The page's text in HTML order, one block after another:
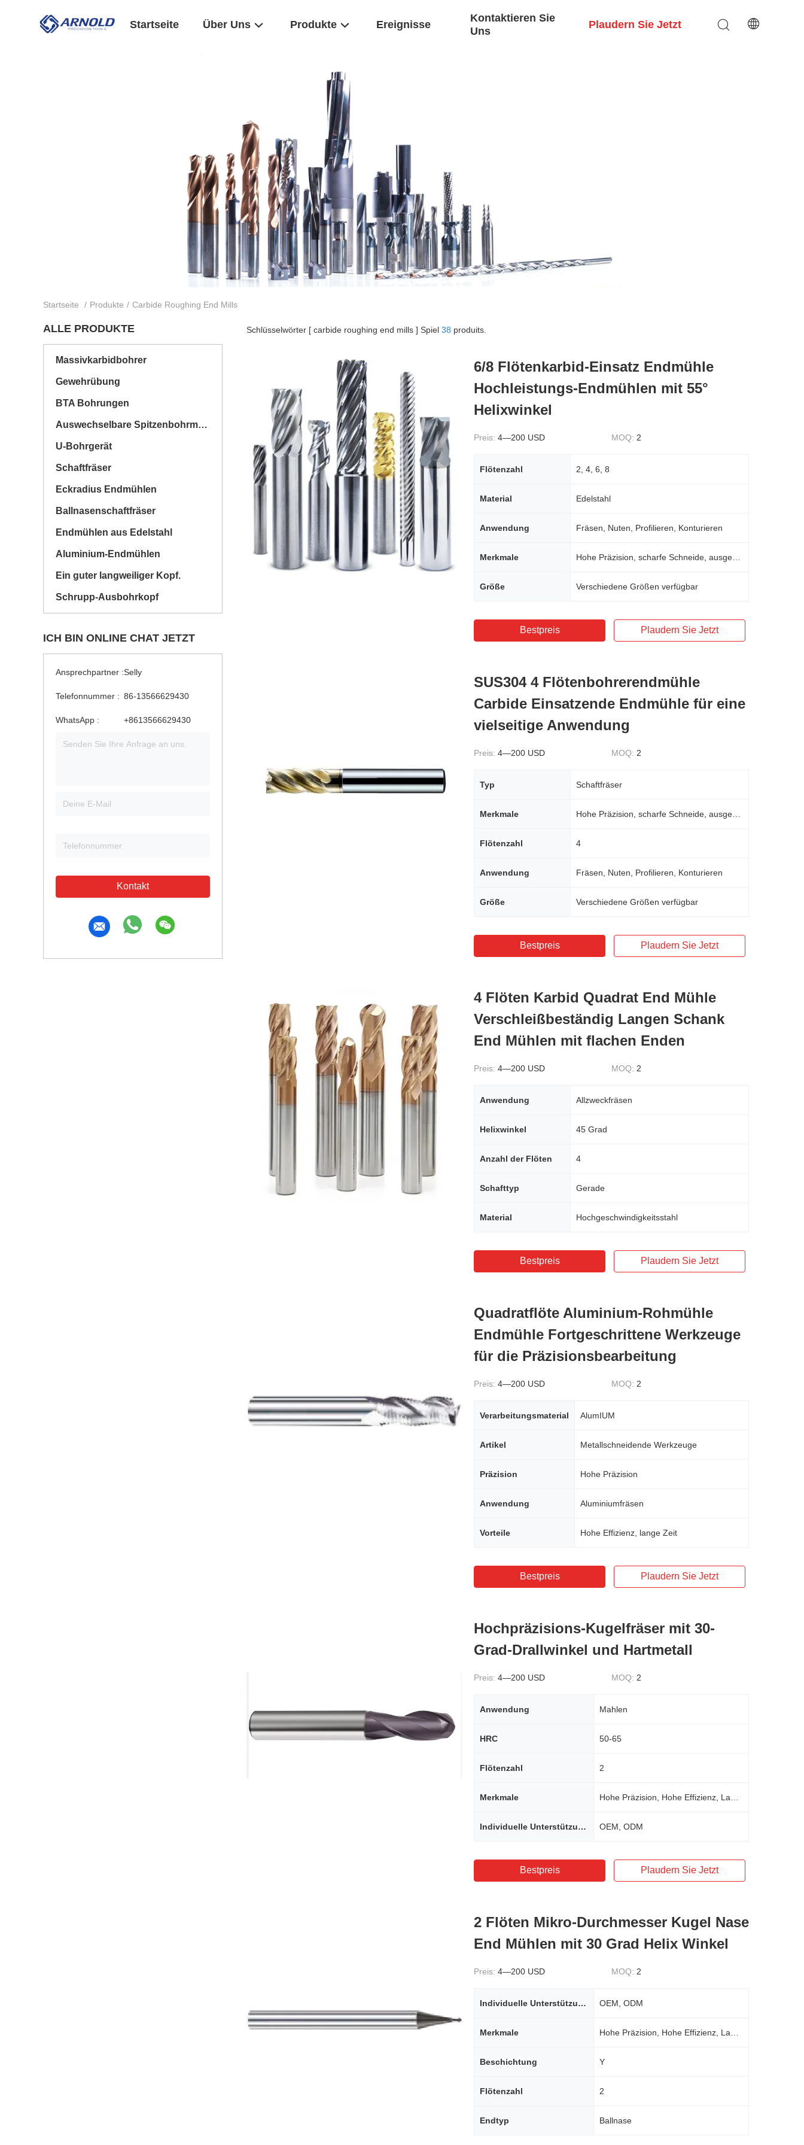
Startseite Über Uns Produkte Ereignisse
Kontaktieren Sie
Uns
Plaudern Sie Jetzt
Startseite / Produkte / Carbide Roughing End Mills
ALLE PRODUKTE
Massivkarbidbohrer
Gewehrübung
BTA Bohrungen
Auswechselbare Spitzenbohrmaschinen
U-Bohrgerät
Schaftfräser
Eckradius Endmühlen
Ballnasenschaftfräser
Endmühlen aus Edelstahl
Aluminium-Endmühlen
Ein guter langweiliger Kopf.
Schrupp-Ausbohrkopf
ICH BIN ONLINE CHAT JETZT
Ansprechpartner :Selly
Telefonnummer : 86-13566629430
WhatsApp : +8613566629430
Kontakt
Schlüsselwörter [ carbide roughing end mills ] Spiel 38 produits.
6/8 Flötenkarbid-Einsatz Endmühle
Hochleistungs-Endmühlen mit 55°
Helixwinkel
Preis: 4—200 USD MOQ: 2
Flötenzahl 2, 4, 6, 8
Material Edelstahl
Anwendung Fräsen, Nuten, Profilieren, Konturieren
Merkmale
Größe Verschiedene Größen verfügbar
Bestpreis Plaudern Sie Jetzt
SUS304 4 Flötenbohrerendmühle
Carbide Einsatzende Endmühle für eine
vielseitige Anwendung
Preis: 4—200 USD MOQ: 2
Typ Schaftfräser
Merkmale
Flötenzahl 4
Anwendung Fräsen, Nuten, Profilieren, Konturieren
Größe Verschiedene Größen verfügbar
Bestpreis Plaudern Sie Jetzt
4 Flöten Karbid Quadrat End Mühle
Verschleißbeständig Langen Schank
End Mühlen mit flachen Enden
Preis: 4—200 USD MOQ: 2
Anwendung Allzweckfräsen
Helixwinkel 45 Grad
Anzahl der Flöten 4
Schafttyp Gerade
Material Hochgeschwindigkeitsstahl
Bestpreis Plaudern Sie Jetzt
Quadratflöte Aluminium-Rohmühle
Endmühle Fortgeschrittene Werkzeuge
für die Präzisionsbearbeitung
Preis: 4—200 USD MOQ: 2
Verarbeitungsmaterial AlumIUM
Artikel Metallschneidende Werkzeuge
Präzision Hohe Präzision
Anwendung Aluminiumfräsen
Vorteile Hohe Effizienz, lange Zeit
Bestpreis Plaudern Sie Jetzt
Hochpräzisions-Kugelfräser mit 30-
Grad-Drallwinkel und Hartmetall
Preis: 4—200 USD MOQ: 2
Anwendung Mahlen
HRC 50-65
Flötenzahl 2
Merkmale
Individuelle Unterstützung OEM, ODM
Bestpreis Plaudern Sie Jetzt
2 Flöten Mikro-Durchmesser Kugel Nase
End Mühlen mit 30 Grad Helix Winkel
Preis: 4—200 USD MOQ: 2
Individuelle Unterstützung OEM, ODM
Merkmale
Beschichtung Y
Flötenzahl 2
Endtyp Ballnase